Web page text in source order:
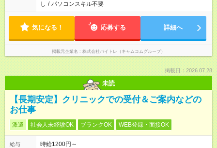
し / パソコンスキル不要
気になる！ 応募する 詳細へ
掲載元企業名 株式会社バイトレ（キャムコムグループ）
掲載日：2026.07.28
未読
【長期安定】クリニックでの受付＆ご案内などの
お仕事
派遣 社会人未経験OK ブランクOK WEB登録・面接OK
給与
時給1200円～